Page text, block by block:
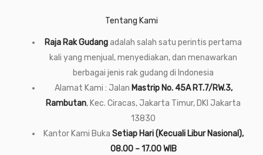
Tentang Kami
Raja Rak Gudangadalah salah satu perintis pertama
kali yang menjual, menyediakan, dan menawarkan
berbagai jenis rak gudang di Indonesia
Alamat Kami : Jalan Mastrip No. 45A RT.7/RW.3,
Rambutan, Kec. Ciracas, Jakarta Timur, DKI Jakarta
13830
Kantor Kami Buka Setiap Hari (Kecuali Libur Nasional),
08.00 – 17.00 WIB